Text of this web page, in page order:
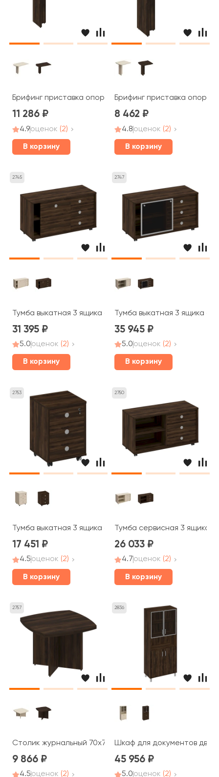
Брифинг приставка опора ДСП 130x80x75 Борн
11 286
4.9оценок (2)
В корзину
Брифинг приставка опора
8 462
4.8оценок (2)
В корзину
2745
Тумба выкатная 3 ящика без замка дверь купе
31 395
5.0оценок (2)
В корзину
2747
Тумба выкатная 3 ящика
35 945
5.0оценок (2)
В корзину
2753
Тумба выкатная 3 ящика с центральным замком
17 451
4.5оценок (2)
В корзину
2750
Тумба сервисная 3 ящика
26 033
4.7оценок (2)
В корзину
2757
Столик журнальный 70x70x50 Борн
9 866
4.5оценок (2)
2836
Шкаф для документов
45 956
5.0оценок (2)